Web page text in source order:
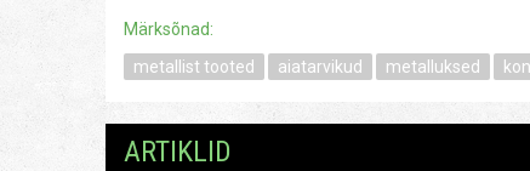
Märksõnad:
metallist tooted
aiatarvikud metalluksed
ARTIKLID